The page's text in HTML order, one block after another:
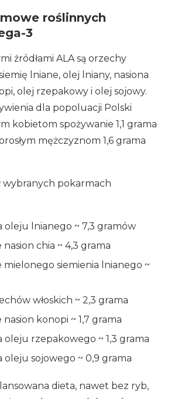
roślinnych
3
źródłami ALA są orzechy
lniane, olej lniany, nasiona
olej rzepakowy i olej sojowy.
dla popoluacji Polski
kobietom spożywanie 1,1 grama
mężczyznom 1,6 grama
wybranych pokarmach
oleju lnianego ~ 7,3 gramów
nasion chia ~ 4,3 grama
mielonego siemienia lnianego ~
włoskich ~ 2,3 grama
nasion konopi ~ 1,7 grama
oleju rzepakowego ~ 1,3 grama
oleju sojowego ~ 0,9 grama
dieta, nawet bez ryb,